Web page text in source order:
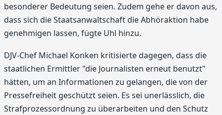
besonderer Bedeutung seien. Zudem gehe er davon aus,
dass sich die Staatsanwaltschaft die Abhöraktion habe
genehmigen lassen, fügte Uhl hinzu.
DJV-Chef Michael Konken kritisierte dagegen, dass die
staatlichen Ermittler "die Journalisten erneut benutzt"
hätten, um an Informationen zu gelangen, die von der
Pressefreiheit geschützt seien. Es sei unerlässlich, die
Strafprozessordnung zu überarbeiten und den Schutz